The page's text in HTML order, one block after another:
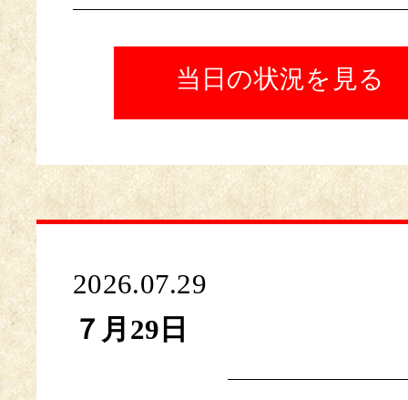
当日の状況を見る
2026.07.29
７月29日